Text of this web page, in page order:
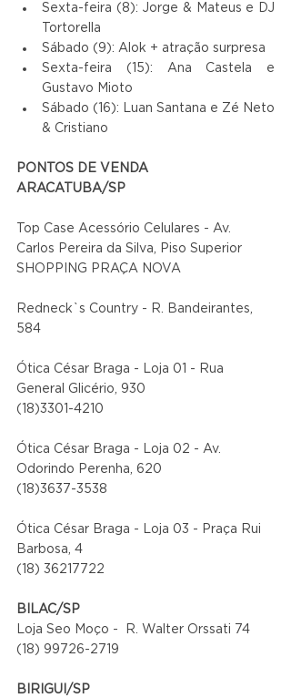
Sexta-feira (8): Jorge & Mateus e DJ
Tortorella
Sábado (9): Alok + atração surpresa
Sexta-feira (15): Ana Castela e
Gustavo Mioto
Sábado (16): Luan Santana e Zé Neto
& Cristiano
PONTOS DE VENDA
ARACATUBA/SP
Top Case Acessório Celulares - Av.
Carlos Pereira da Silva, Piso Superior
SHOPPING PRAÇA NOVA
Redneck`s Country - R. Bandeirantes,
584
Ótica César Braga - Loja 01 - Rua
General Glicério, 930
(18)3301-4210
Ótica César Braga - Loja 02 - Av.
Odorindo Perenha, 620
(18)3637-3538
Ótica César Braga - Loja 03 - Praça Rui
Barbosa, 4
(18) 36217722
BILAC/SP
Loja Seo Moço -  R. Walter Orssati 74
(18) 99726-2719
BIRIGUI/SP